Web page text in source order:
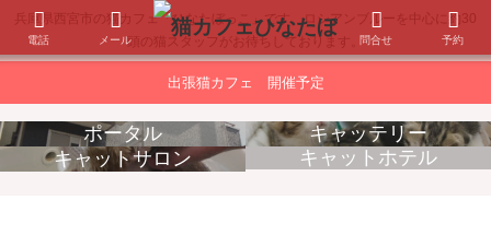
兵庫県西宮市の猫カフェ「ひなたぼっこ」です。ロシアンブルーを中心に約30
頭の猫スタッフがお待ちしております。
出張猫カフェ 開催予定
ポータル
キャッテリー
キャットサロン
キャットホテル
電話 メール 問合せ 予約